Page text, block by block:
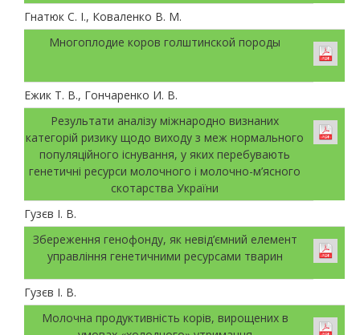
Гнатюк С. І., Коваленко В. М.
Многоплодие коров голштинской породы
Ежик Т. В., Гончаренко И. В.
Результати аналізу міжнародно визнаних
категорій ризику щодо виходу з меж нормального
популяційного існування, у яких перебувають
генетичні ресурси молочного і молочно-м’ясного
скотарства України
Гузєв І. В.
Збереження генофонду, як невід’ємний елемент
управління генетичними ресурсами тварин
Гузєв І. В.
Молочна продуктивність корів, вирощених в